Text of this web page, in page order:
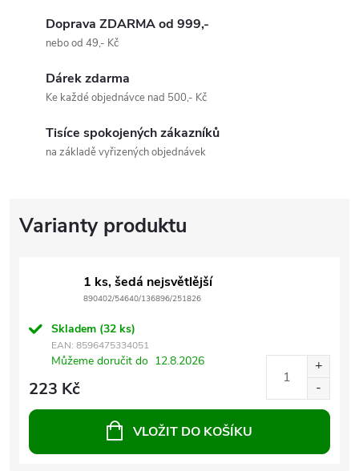
Doprava ZDARMA od 999,-
nebo od 49,- Kč
Dárek zdarma
Ke každé objednávce nad 500,- Kč
Tisíce spokojených zákazníků
na základě vyřizených objednávek
1 ks, šedá nejsvětlější
890402/54640/136896/251826
Skladem (32 ks)
EAN: 8596475334051
Můžeme doručit do 12.8.2026
223 Kč
VLOŽIT DO KOŠÍKU